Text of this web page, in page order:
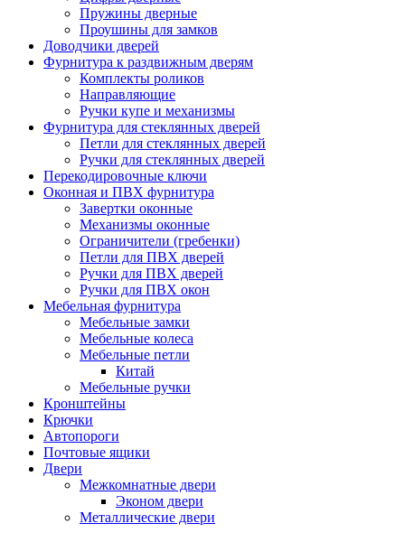
Пружины дверные
Проушины для замков
Доводчики дверей
Фурнитура к раздвижным дверям
Комплекты роликов
Направляющие
Ручки купе и механизмы
Фурнитура для стеклянных дверей
Петли для стеклянных дверей
Ручки для стеклянных дверей
Перекодировочные ключи
Оконная и ПВХ фурнитура
Завертки оконные
Механизмы оконные
Ограничители (гребенки)
Петли для ПВХ дверей
Ручки для ПВХ дверей
Ручки для ПВХ окон
Мебельная фурнитура
Мебельные замки
Мебельные колеса
Мебельные петли
Китай
Мебельные ручки
Кронштейны
Крючки
Автопороги
Почтовые ящики
Двери
Межкомнатные двери
Эконом двери
Металлические двери